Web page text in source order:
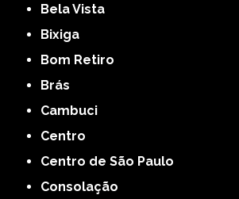
Bela Vista
Bixiga
Bom Retiro
Brás
Cambuci
Centro
Centro de São Paulo
Consolação